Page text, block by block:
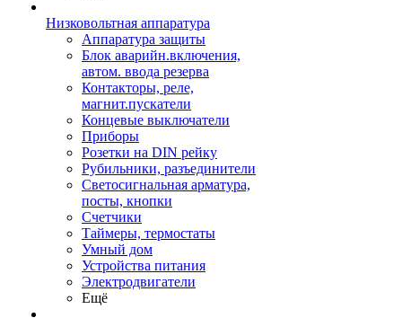
Низковольтная аппаратура
Аппаратура защиты
Блок аварийн.включения,
автом. ввода резерва
Контакторы, реле,
магнит.пускатели
Концевые выключатели
Приборы
Розетки на DIN рейку
Рубильники, разъединители
Светосигнальная арматура,
посты, кнопки
Счетчики
Таймеры, термостаты
Умный дом
Устройства питания
Электродвигатели
Ещё